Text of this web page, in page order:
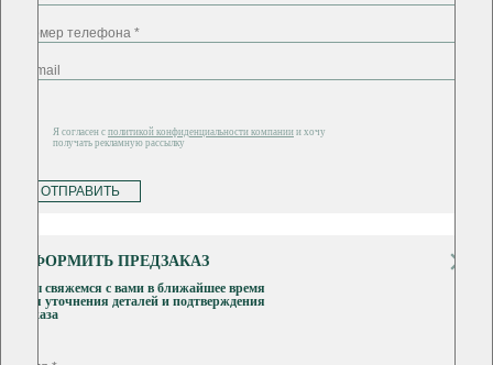
Я согласен с политикой конфиденциальности компании и хочу
получать рекламную рассылку
ОТПРАВИТЬ
ОФОРМИТЬ ПРЕДЗАКАЗ
Мы свяжемся с вами в ближайшее время
для уточнения деталей и подтверждения
заказа